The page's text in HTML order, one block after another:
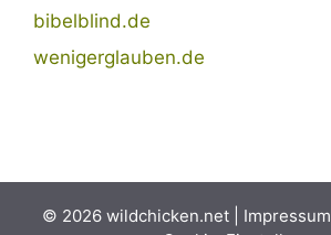
bibelblind.de
wenigerglauben.de
© 2026 wildchicken.net | Impressum